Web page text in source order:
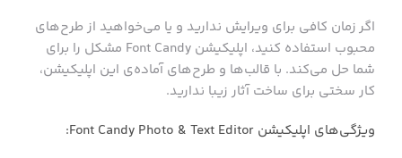
اگر زمان کافی برای ویرایش ندارید و یا می‌خواهید از طرح‌های
محبوب استفاده کنید، اپلیکیشن Font Candy مشکل را برای
شما حل می‌کند. با قالب‌ها و طرح‌های آماده‌ی این اپلیکیشن،
کار سختی برای ساخت آثار زیبا ندارید.
ویژگی‌های اپلیکیشن Font Candy Photo & Text Editor: